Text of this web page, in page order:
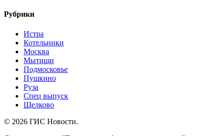
Рубрики
Истра
Котельники
Москва
Мытищи
Подмосковье
Пушкино
Руза
Спец выпуск
Щелково
© 2026 ГИС Новости.